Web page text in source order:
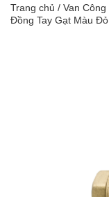
Trang chủ / Van Công
Đồng Tay Gạt Màu